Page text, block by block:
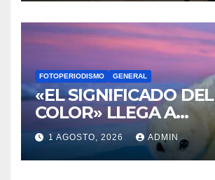
FOTOPERIODISMO GENERAL
«EL SIGNIFICADO DEL
COLOR» LLEGA A
VILLAJOYOSA
1 AGOSTO, 2026 ADMIN